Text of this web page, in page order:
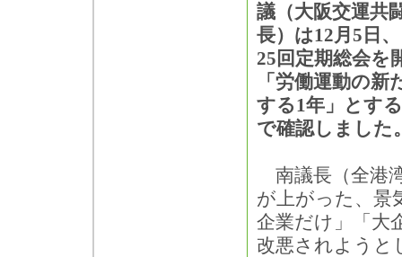
議（大阪交運共
長）は12月5日
25回定期総会を
「労働運動の
する1年」とす
で確認しました
南議長（全港
が上がった、景
企業だけ」「大
改悪されようと